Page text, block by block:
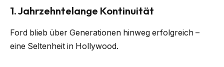
1. Jahrzehntelange Kontinuität
Ford blieb über Generationen hinweg erfolgreich –
eine Seltenheit in Hollywood.